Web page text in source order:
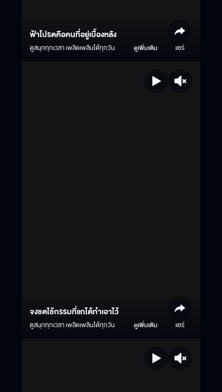
ฟ้าโปรดคือคนที่อยู่เบื้องหลัง
ดูสนุกทุกเวลา เพลิดเพลินได้ทุกวัน ดูเพิ่มเติม แชร์
จงชดใช้กรรมที่แกได้ทำเอาไว้
ดูสนุกทุกเวลา เพลิดเพลินได้ทุกวัน ดูเพิ่มเติม แชร์